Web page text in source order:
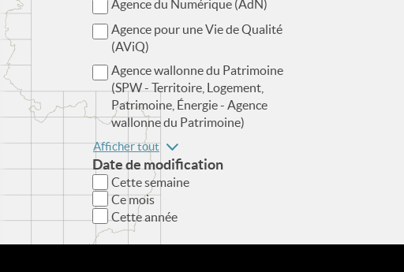
Agence du Numérique (AdN)
Agence pour une Vie de Qualité
(AViQ)
Agence wallonne du Patrimoine
(SPW - Territoire, Logement,
Patrimoine, Énergie - Agence
wallonne du Patrimoine)
Afficher tout
Date de modification
Cette semaine
Ce mois
Cette année